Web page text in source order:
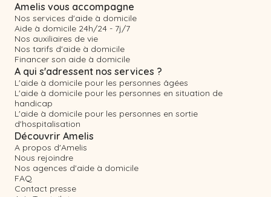
Amelis vous accompagne
Nos services d'aide à domicile
Aide à domicile 24h/24 - 7j/7
Nos auxiliaires de vie
Nos tarifs d'aide à domicile
Financer son aide à domicile
A qui s'adressent nos services ?
L'aide à domicile pour les personnes âgées
L'aide à domicile pour les personnes en situation de
handicap
L'aide à domicile pour les personnes en sortie
d'hospitalisation
Découvrir Amelis
A propos d'Amelis
Nous rejoindre
Nos agences d'aide à domicile
FAQ
Contact presse